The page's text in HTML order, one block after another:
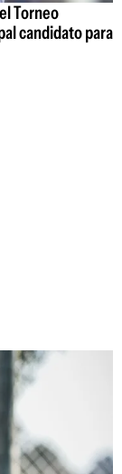
Torneo
candidato para